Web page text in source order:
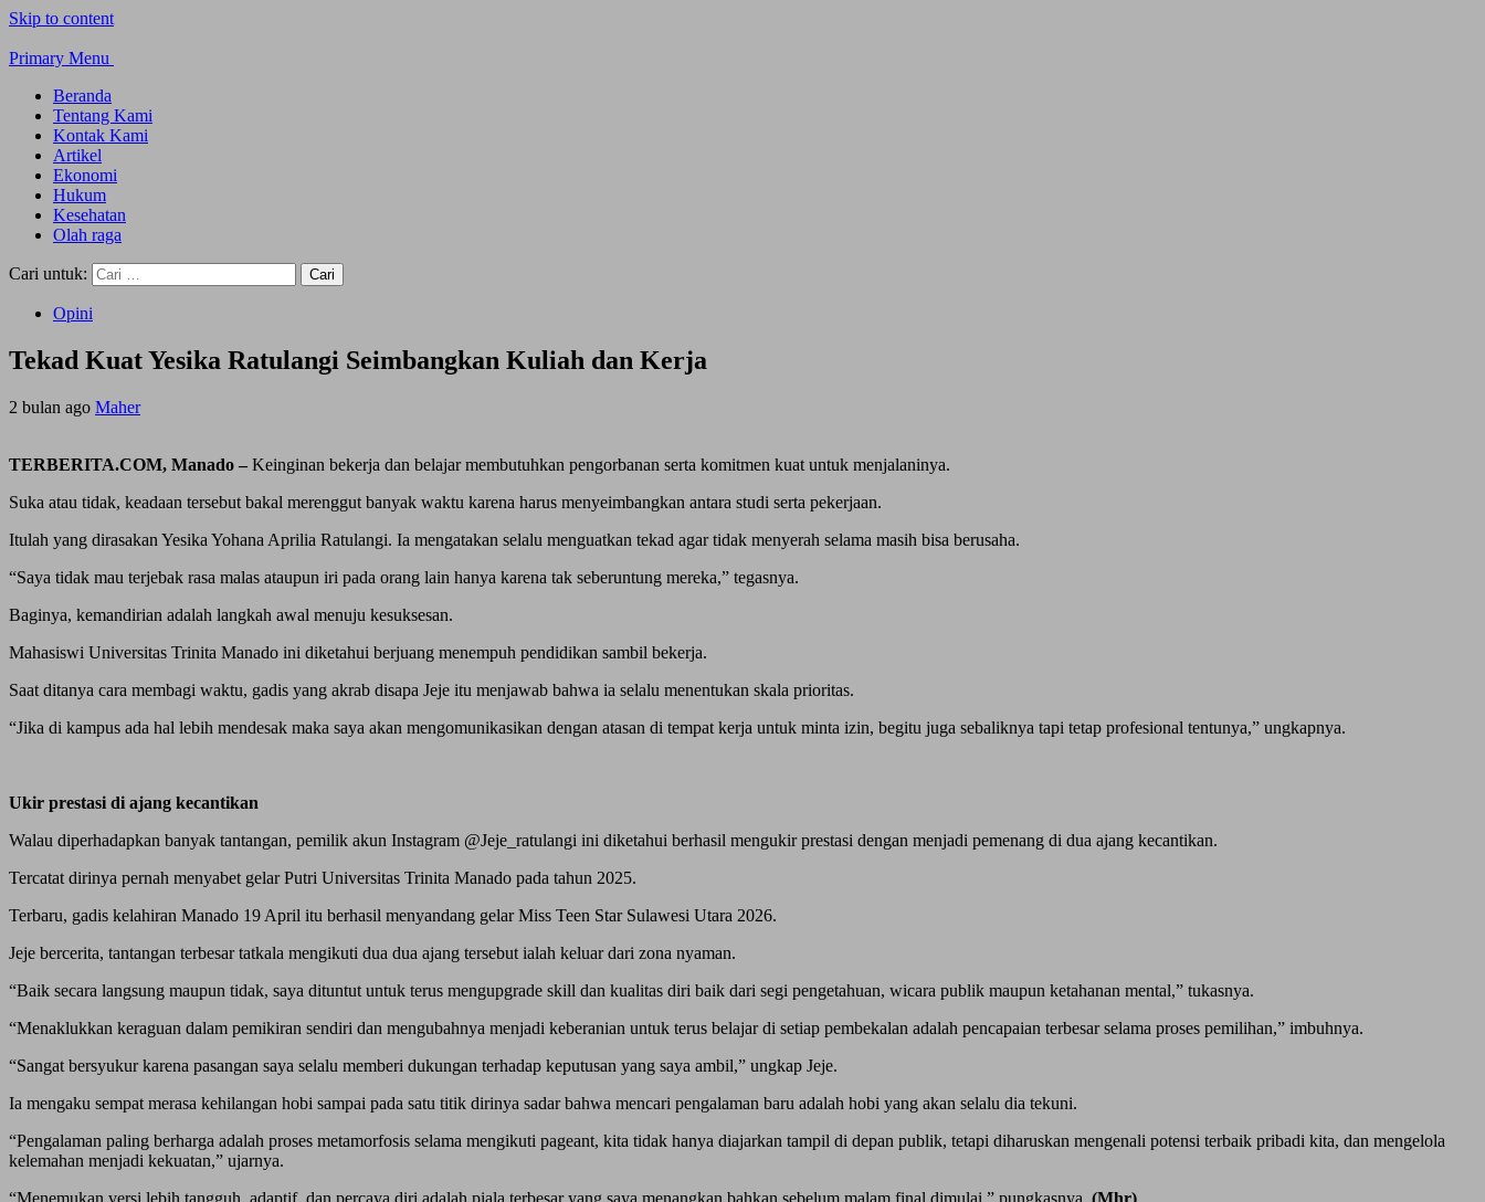
Skip to content
Primary Menu
Beranda
Tentang Kami
Kontak Kami
Artikel
Ekonomi
Hukum
Kesehatan
Olah raga
Cari untuk:
Opini
Tekad Kuat Yesika Ratulangi Seimbangkan Kuliah dan Kerja
2 bulan ago Maher
TERBERITA.COM, Manado – Keinginan bekerja dan belajar membutuhkan pengorbanan serta komitmen kuat untuk menjalaninya.
Suka atau tidak, keadaan tersebut bakal merenggut banyak waktu karena harus menyeimbangkan antara studi serta pekerjaan.
Itulah yang dirasakan Yesika Yohana Aprilia Ratulangi. Ia mengatakan selalu menguatkan tekad agar tidak menyerah selama masih bisa berusaha.
“Saya tidak mau terjebak rasa malas ataupun iri pada orang lain hanya karena tak seberuntung mereka,” tegasnya.
Baginya, kemandirian adalah langkah awal menuju kesuksesan.
Mahasiswi Universitas Trinita Manado ini diketahui berjuang menempuh pendidikan sambil bekerja.
Saat ditanya cara membagi waktu, gadis yang akrab disapa Jeje itu menjawab bahwa ia selalu menentukan skala prioritas.
“Jika di kampus ada hal lebih mendesak maka saya akan mengomunikasikan dengan atasan di tempat kerja untuk minta izin, begitu juga sebaliknya tapi tetap profesional tentunya,” ungkapnya.
Ukir prestasi di ajang kecantikan
Walau diperhadapkan banyak tantangan, pemilik akun Instagram @Jeje_ratulangi ini diketahui berhasil mengukir prestasi dengan menjadi pemenang di dua ajang kecantikan.
Tercatat dirinya pernah menyabet gelar Putri Universitas Trinita Manado pada tahun 2025.
Terbaru, gadis kelahiran Manado 19 April itu berhasil menyandang gelar Miss Teen Star Sulawesi Utara 2026.
Jeje bercerita, tantangan terbesar tatkala mengikuti dua dua ajang tersebut ialah keluar dari zona nyaman.
“Baik secara langsung maupun tidak, saya dituntut untuk terus mengupgrade skill dan kualitas diri baik dari segi pengetahuan, wicara publik maupun ketahanan mental,” tukasnya.
“Menaklukkan keraguan dalam pemikiran sendiri dan mengubahnya menjadi keberanian untuk terus belajar di setiap pembekalan adalah pencapaian terbesar selama proses pemilihan,” imbuhnya.
“Sangat bersyukur karena pasangan saya selalu memberi dukungan terhadap keputusan yang saya ambil,” ungkap Jeje.
Ia mengaku sempat merasa kehilangan hobi sampai pada satu titik dirinya sadar bahwa mencari pengalaman baru adalah hobi yang akan selalu dia tekuni.
“Pengalaman paling berharga adalah proses metamorfosis selama mengikuti pageant, kita tidak hanya diajarkan tampil di depan publik, tetapi diharuskan mengenali potensi terbaik pribadi kita, dan mengelola
kelemahan menjadi kekuatan,” ujarnya.
“Menemukan versi lebih tangguh, adaptif, dan percaya diri adalah piala terbesar yang saya menangkan bahkan sebelum malam final dimulai,” pungkasnya. (Mhr)